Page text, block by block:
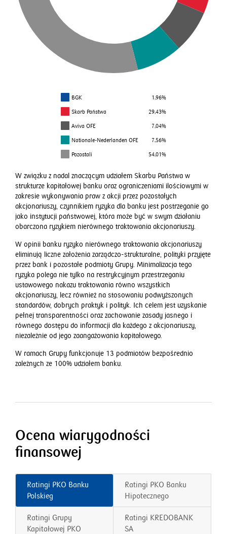
BGK 1,96%
Skarb Państwa 29,43%
Aviva OFE 7,04%
Nationale-Nederlanden OFE 7,56%
Pozostali 54,01%
W związku z nadal znaczącym udziałem Skarbu Państwa w
strukturze kapitałowej banku oraz ograniczeniami ilościowymi w
zakresie wykonywania praw z akcji przez pozostałych
akcjonariuszy, czynnikiem ryzyka dla banku jest postrzeganie go
jako instytucji państwowej, która może być w swym działaniu
obarczona ryzykiem nierównego traktowania akcjonariuszy.
W opinii banku ryzyko nierównego traktowania akcjonariuszy
eliminują liczne założenia zarządczo-strukturalne, polityki przyjęte
przez bank i pozostałe podmioty Grupy. Minimalizacja tego
ryzyka polega nie tylko na restrykcyjnym przestrzeganiu
ustawowego nakazu traktowania równo wszystkich
akcjonariuszy, lecz również na stosowaniu podwyższonych
standardów, dobrych praktyk i polityk. Ich celem jest uzyskanie
pełnej transparentności oraz zachowanie zasady jasnego i
równego dostępu do informacji dla każdego z akcjonariuszy,
niezależnie od jego zaangażowania kapitałowego.
W ramach Grupy funkcjonuje 13 podmiotów bezpośrednio
zależnych ze 100% udziałem banku.
Ocena wiarygodności
finansowej
Ratingi PKO Banku
Polskieg
Ratingi PKO Banku
Hipotecznego
Ratingi Grupy
Kapitałowej PKO
Ratingi KREDOBANK
SA